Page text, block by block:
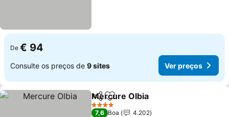
De € 94
Consulte os preços de 9 sites Ver preços
PartilharAdicionar aos favoritos
Mercure Olbia
4 Estrelas
7,6 Boa
4.202